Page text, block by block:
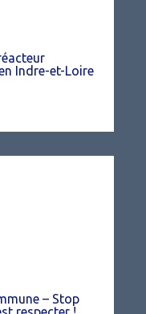
Indre-et-Loire
– Stop